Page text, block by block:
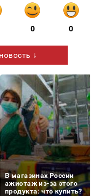
0 0
↓
В магазинах России
ажиотаж из-за этого
продукта: что купить?